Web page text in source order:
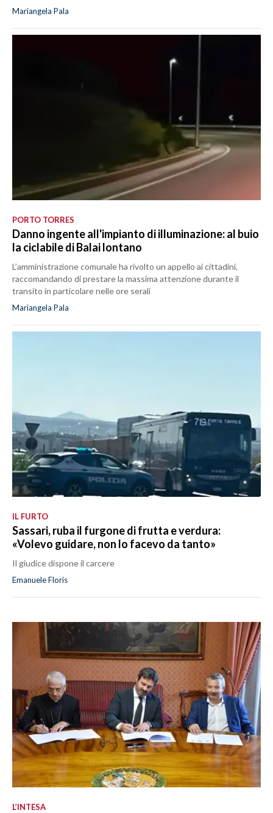
Mariangela Pala
PORTO TORRES
Danno ingente all'impianto di illuminazione: al buio
la ciclabile di Balai lontano
L’amministrazione comunale ha rivolto un appello ai cittadini,
raccomandando di prestare la massima attenzione durante il
transito in particolare nelle ore serali
Mariangela Pala
IL FURTO
Sassari, ruba il furgone di frutta e verdura:
«Volevo guidare, non lo facevo da tanto»
Il giudice dispone il carcere
Emanuele Floris
L’INTESA